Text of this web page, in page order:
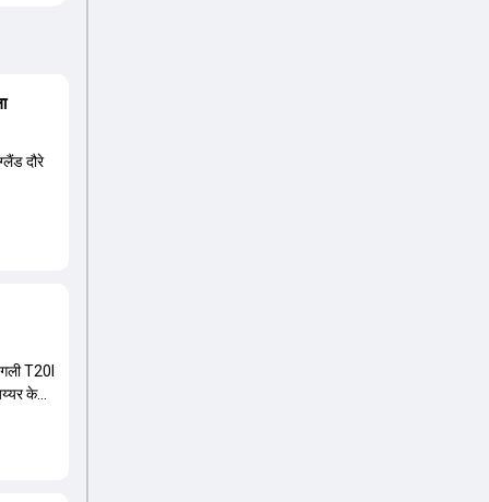
दौरे
T20I
के